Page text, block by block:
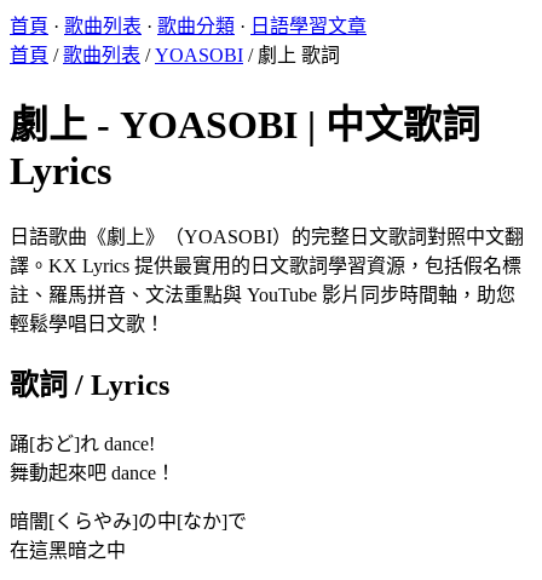
首頁 · 歌曲列表 · 歌曲分類 · 日語學習文章
首頁 /歌曲列表 /YOASOBI / 劇上 歌詞
劇上 - YOASOBI | 中文歌詞
Lyrics
日語歌曲《劇上》（YOASOBI）的完整日文歌詞對照中文翻
譯。KX Lyrics 提供最實用的日文歌詞學習資源，包括假名標
註、羅馬拼音、文法重點與 YouTube 影片同步時間軸，助您
輕鬆學唱日文歌！
歌詞 / Lyrics
踊[おど]れ dance!
舞動起來吧 dance！
暗闇[くらやみ]の中[なか]で
在這黑暗之中